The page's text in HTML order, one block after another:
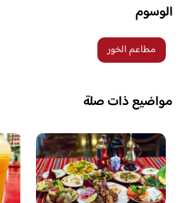
الوسوم
مطاعم الخور
مواضيع ذات صلة